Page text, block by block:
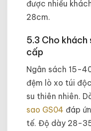
được nhiều
28cm.
5.3 Cho
cấp
Ngân sách 15-
đệm lò xo túi
su thiên nhiên.
sao GS04 đáp
tế. Độ dày 28-